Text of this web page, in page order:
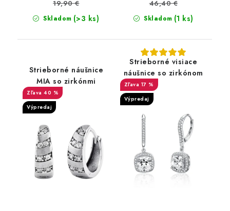
Skladom (>3 ks)
19,90 €
Skladom (1 ks)
46,40 €
Strieborné náušnice
MIA so zirkónmi
40 %
Výpredaj
Strieborné visiace
náušnice so zirkónom
17 %
Výpredaj